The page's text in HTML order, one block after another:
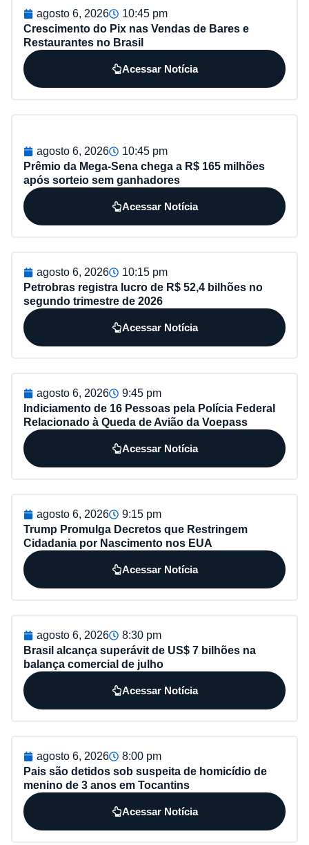
agosto 6, 2026
10:45 pm
Crescimento do Pix nas Vendas de Bares e
Restaurantes no Brasil
Acessar Notícia
agosto 6, 2026
10:45 pm
Prêmio da Mega-Sena chega a R$ 165 milhões
após sorteio sem ganhadores
Acessar Notícia
agosto 6, 2026
10:15 pm
Petrobras registra lucro de R$ 52,4 bilhões no
segundo trimestre de 2026
Acessar Notícia
agosto 6, 2026
9:45 pm
Indiciamento de 16 Pessoas pela Polícia Federal
Relacionado à Queda de Avião da Voepass
Acessar Notícia
agosto 6, 2026
9:15 pm
Trump Promulga Decretos que Restringem
Cidadania por Nascimento nos EUA
Acessar Notícia
agosto 6, 2026
8:30 pm
Brasil alcança superávit de US$ 7 bilhões na
balança comercial de julho
Acessar Notícia
agosto 6, 2026
8:00 pm
Pais são detidos sob suspeita de homicídio de
menino de 3 anos em Tocantins
Acessar Notícia